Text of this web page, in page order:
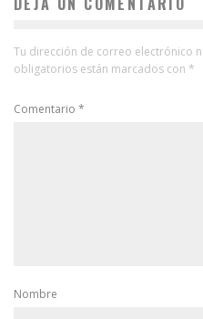
Tu dirección de correo electrónico
obligatorios están marcados con *
Comentario *
Nombre